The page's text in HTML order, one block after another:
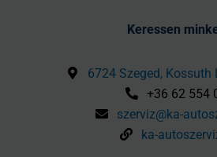
Keressen
6724 Szeged, Kossuth
+36 62 554
szerviz@ka-
ka-